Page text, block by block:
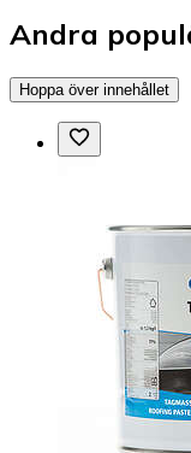
Andra
Hoppa över innehållet